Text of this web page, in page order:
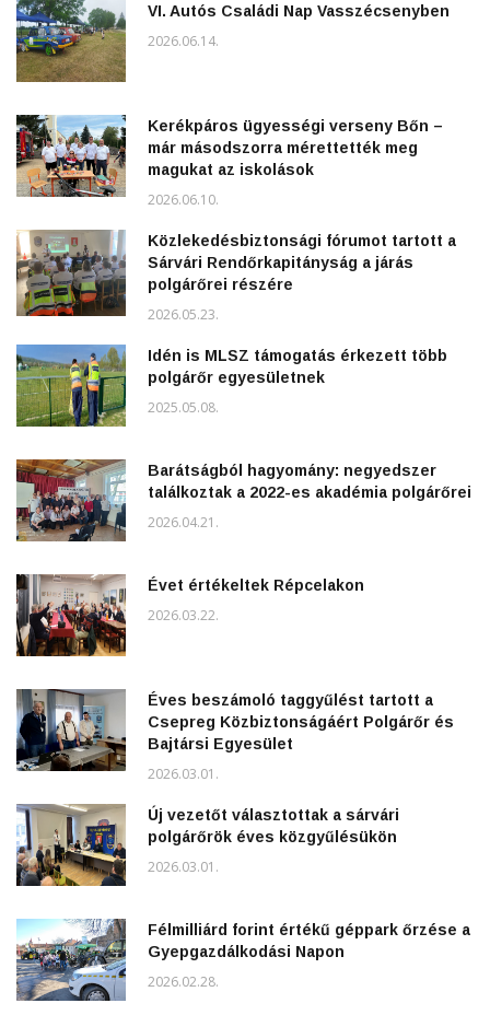
VI. Autós Családi Nap Vasszécsenyben
2026.06.14.
Kerékpáros ügyességi verseny Bőn –
már másodszorra mérettették meg
magukat az iskolások
2026.06.10.
Közlekedésbiztonsági fórumot tartott a
Sárvári Rendőrkapitányság a járás
polgárőrei részére
2026.05.23.
Idén is MLSZ támogatás érkezett több
polgárőr egyesületnek
2025.05.08.
Barátságból hagyomány: negyedszer
találkoztak a 2022-es akadémia polgárőrei
2026.04.21.
Évet értékeltek Répcelakon
2026.03.22.
Éves beszámoló taggyűlést tartott a
Csepreg Közbiztonságáért Polgárőr és
Bajtársi Egyesület
2026.03.01.
Új vezetőt választottak a sárvári
polgárőrök éves közgyűlésükön
2026.03.01.
Félmilliárd forint értékű géppark őrzése a
Gyepgazdálkodási Napon
2026.02.28.